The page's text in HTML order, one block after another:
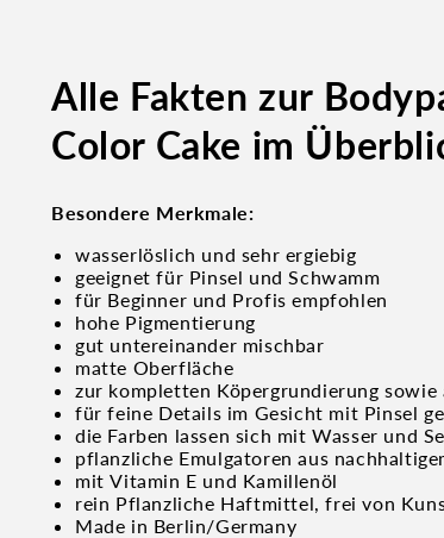
Alle Fakten zur
Color Cake im
Besondere Merkmale:
wasserlöslich und sehr ergiebig
geeignet für Pinsel und Schwamm
für Beginner und Profis empfohlen
hohe Pigmentierung
gut untereinander mischbar
matte Oberfläche
zur kompletten Köpergrundierung sowie
für feine Details im Gesicht mit Pinsel
die Farben lassen sich mit Wasser und
pflanzliche Emulgatoren aus
mitVitamin E und Kamillenöl
rein Pflanzliche Haftmittel, frei von
Made in Berlin/Germany